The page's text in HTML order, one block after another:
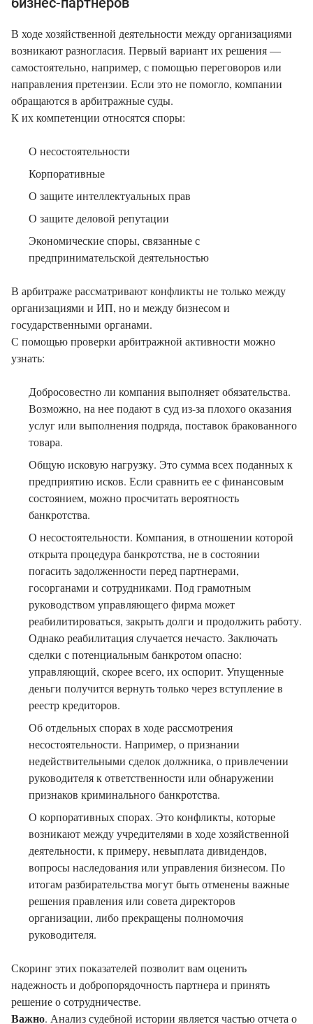
В ходе хозяйственной деятельности между организациями
возникают разногласия. Первый вариант их решения —
самостоятельно, например, с помощью переговоров или
направления претензии. Если это не помогло, компании
обращаются в арбитражные суды.
К их компетенции относятся споры:
О несостоятельности
Корпоративные
О защите интеллектуальных прав
О защите деловой репутации
Экономические споры, связанные с
предпринимательской деятельностью
В арбитраже рассматривают конфликты не только между
организациями и ИП, но и между бизнесом и
государственными органами.
С помощью проверки арбитражной активности можно
узнать:
Добросовестно ли компания выполняет обязательства.
Возможно, на нее подают в суд из-за плохого оказания
услуг или выполнения подряда, поставок бракованного
товара.
Общую исковую нагрузку. Это сумма всех поданных к
предприятию исков. Если сравнить ее с финансовым
состоянием, можно просчитать вероятность
банкротства.
О несостоятельности. Компания, в отношении которой
открыта процедура банкротства, не в состоянии
погасить задолженности перед партнерами,
госорганами и сотрудниками. Под грамотным
руководством управляющего фирма может
реабилитироваться, закрыть долги и продолжить работу.
Однако реабилитация случается нечасто. Заключать
сделки с потенциальным банкротом опасно:
управляющий, скорее всего, их оспорит. Упущенные
деньги получится вернуть только через вступление в
реестр кредиторов.
Об отдельных спорах в ходе рассмотрения
несостоятельности. Например, о признании
недействительными сделок должника, о привлечении
руководителя к ответственности или обнаружении
признаков криминального банкротства.
О корпоративных спорах. Это конфликты, которые
возникают между учредителями в ходе хозяйственной
деятельности, к примеру, невыплата дивидендов,
вопросы наследования или управления бизнесом. По
итогам разбирательства могут быть отменены важные
решения правления или совета директоров
организации, либо прекращены полномочия
руководителя.
Скоринг этих показателей позволит вам оценить
надежность и добропорядочность партнера и принять
решение о сотрудничестве.
Важно. Анализ судебной истории является частью отчета о